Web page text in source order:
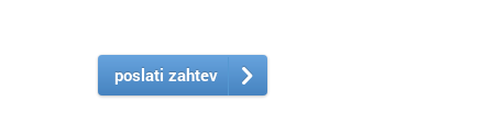
poslati zahtev